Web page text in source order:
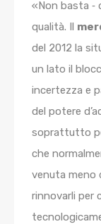
«Non basta ‐
qualità. Il
del 2012 la
un lato il
incertezza e
del potere
soprattutto
che
venuta meno
rinnovarli per